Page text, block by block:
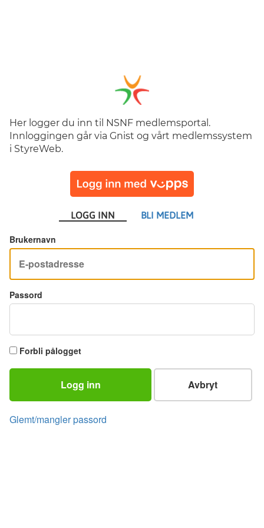
Her logger du inn til NSNF medlemsportal.
Innloggingen går via Gnist og vårt medlemssystem
i StyreWeb.
LOGG INN BLI MEDLEM
Brukernavn
Passord
Forbli pålogget
Logg inn Avbryt
Glemt/mangler passord